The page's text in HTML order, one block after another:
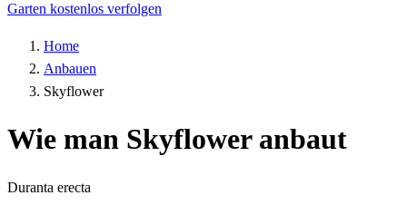
Garten kostenlos verfolgen
Home
Anbauen
Skyflower
Wie man Skyflower anbaut
Duranta erecta